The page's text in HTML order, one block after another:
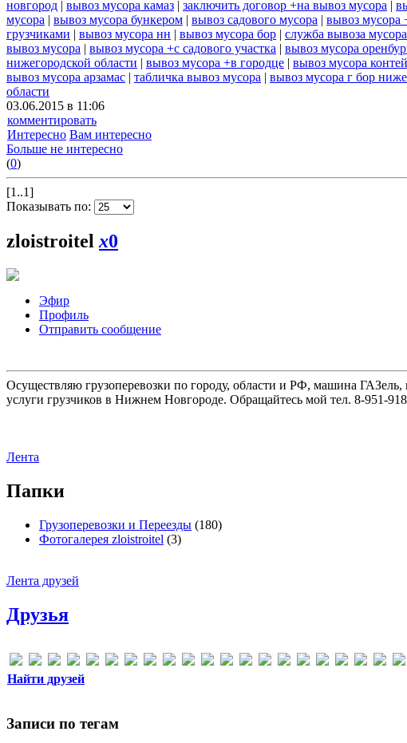
новгород | вывоз мусора камаз | заключить договор +на вывоз мусора |
мусора | вывоз мусора бункером | вывоз садового мусора | вывоз мусора
грузчиками | вывоз мусора нн | вывоз мусора бор | служба вывоза мусора
вывоз мусора | вывоз мусора +с садового участка | вывоз мусора
нижегородской области | вывоз мусора +в городце | вывоз мусора
вывоз мусора арзамас | табличка вывоз мусора | вывоз мусора г бор
области
03.06.2015 в 11:06
комментировать
Интересно Вам интересно
Больше не интересно
(0)
[1..1]
Показывать по:
zloistroitel x0
Эфир
Профиль
Отправить сообщение
Осуществляю грузоперевозки по городу, области и РФ, машина
услуги грузчиков в Нижнем Новгороде. Обращайтесь мой тел. 8-951-
Лента
Папки
Грузоперевозки и Переезды (180)
Фотогалерея zloistroitel (3)
Лента друзей
Друзья
Найти друзей
Записи по тегам